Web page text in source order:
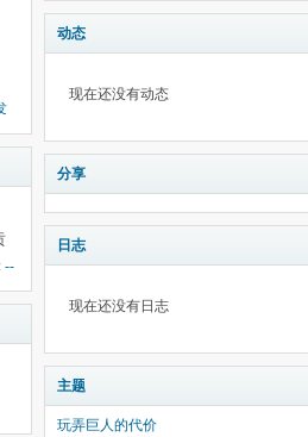
--
动态
现在还没有动态
分享
日志
现在还没有日志
主题
玩弄巨人的代价